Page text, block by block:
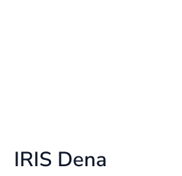
IRIS Dena